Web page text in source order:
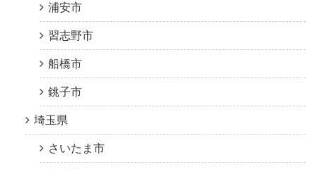
浦安市
習志野市
船橋市
銚子市
埼玉県
さいたま市